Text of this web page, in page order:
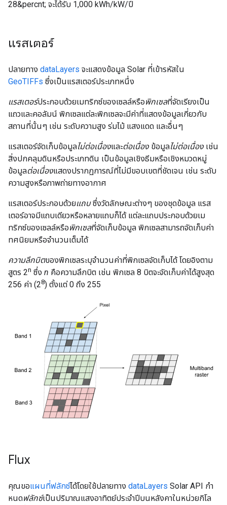
28&percnt; จะได้รับ 1,000 kWh/kW/ปี
แรสเตอร์
ปลายทาง dataLayers จะแสดงข้อมูล Solar ที่เข้ารหัสใน
GeoTIFFs ซึ่งเป็นแรสเตอร์ประเภทหนึ่ง
แรสเตอร์ประกอบด้วยเมทริกซ์ของเซลล์หรือพิกเซลที่จัดเรียงเป็น
แถวและคอลัมน์ พิกเซลแต่ละพิกเซลจะมีค่าที่แสดงข้อมูลเกี่ยวกับ
สถานที่นั้นๆ เช่น ระดับความสูง ร่มไม้ แสงแดด และอื่นๆ
แรสเตอร์จัดเก็บข้อมูลไม่ต่อเนื่องและต่อเนื่อง ข้อมูลไม่ต่อเนื่อง เช่น
สิ่งปกคลุมดินหรือประเภทดิน เป็นข้อมูลเชิงธีมหรือเชิงหมวดหมู่
ข้อมูลต่อเนื่องแสดงปรากฏการณ์ที่ไม่มีขอบเขตที่ชัดเจน เช่น ระดับ
ความสูงหรือภาพถ่ายทางอากาศ
แรสเตอร์ประกอบด้วยแถบซึ่งวัดลักษณะต่างๆ ของชุดข้อมูล แรส
เตอร์อาจมีแถบเดียวหรือหลายแถบก็ได้ แต่ละแถบประกอบด้วยเม
ทริกซ์ของเซลล์หรือพิกเซลที่จัดเก็บข้อมูล พิกเซลสามารถจัดเก็บค่า
ทศนิยมหรือจำนวนเต็มได้
ความลึกบิตของพิกเซลระบุจำนวนค่าที่พิกเซลจัดเก็บได้ โดยอิงตาม
สูตร 2n ซึ่ง n คือความลึกบิต เช่น พิกเซล 8 บิตจะจัดเก็บค่าได้สูงสุด
256 ค่า (28) ตั้งแต่ 0 ถึง 255
Flux
คุณขอแผนที่ฟลักซ์ได้โดยใช้ปลายทาง dataLayers Solar API กำ
หนดฟลักซ์เป็นปริมาณแสงอาทิตย์ประจำปีบนหลังคาในหน่วยกิโล